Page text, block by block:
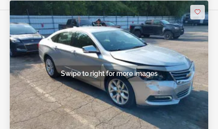
Swipe to right for more images